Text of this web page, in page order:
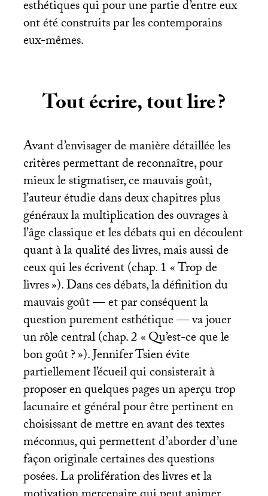
esthétiques qui pour une partie d’entre eux
ont été construits par les contemporains
eux-mêmes.
Tout écrire, tout lire?
Avant d’envisager de manière détaillée les
critères permettant de reconnaître, pour
mieux le stigmatiser, ce mauvais goût,
l’auteur étudie dans deux chapitres plus
généraux la multiplication des ouvrages à
l’âge classique et les débats qui en découlent
quant à la qualité des livres, mais aussi de
ceux qui les écrivent (chap. 1 «Trop de
livres»). Dans ces débats, la définition du
mauvais goût — et par conséquent la
question purement esthétique — va jouer
un rôle central (chap. 2 «Qu’est-ce que le
bon goût?»). Jennifer Tsien évite
partiellement l’écueil qui consisterait à
proposer en quelques pages un aperçu trop
lacunaire et général pour être pertinent en
choisissant de mettre en avant des textes
méconnus, qui permettent d’aborder d’une
façon originale certaines des questions
posées. La prolifération des livres et la